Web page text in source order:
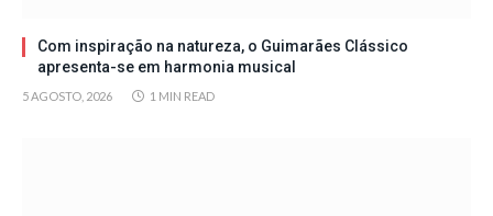
Com inspiração na natureza, o Guimarães Clássico
apresenta-se em harmonia musical
5 AGOSTO, 2026 1 MIN READ